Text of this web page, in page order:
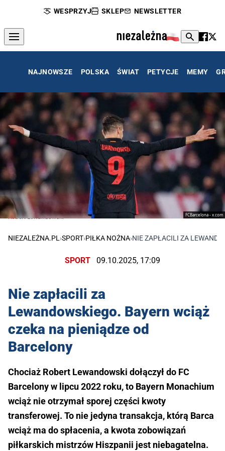
WESPRZYJ SKLEP NEWSLETTER
NAJNOWSZE POLSKA ŚWIAT PETYCJE MEMY
FCBarcelona - x.com
Robert Lewandowski
NIEZALEŻNA.PL ›SPORT›PIŁKA NOŻNA›NIE ZAPŁACILI ZA
SPORT 09.10.2025, 17:09
Nie zapłacili za
Lewandowskiego. Bayern wciąż
czeka na pieniądze od
Barcelony
Chociaż Robert Lewandowski dołączył do FC
Barcelony w lipcu 2022 roku, to Bayern Monachium
wciąż nie otrzymał sporej części kwoty
transferowej. To nie jedyna transakcja, którą Barca
wciąż ma do spłacenia, a kwota zobowiązań
piłkarskich mistrzów Hiszpanii jest niebagatelna.